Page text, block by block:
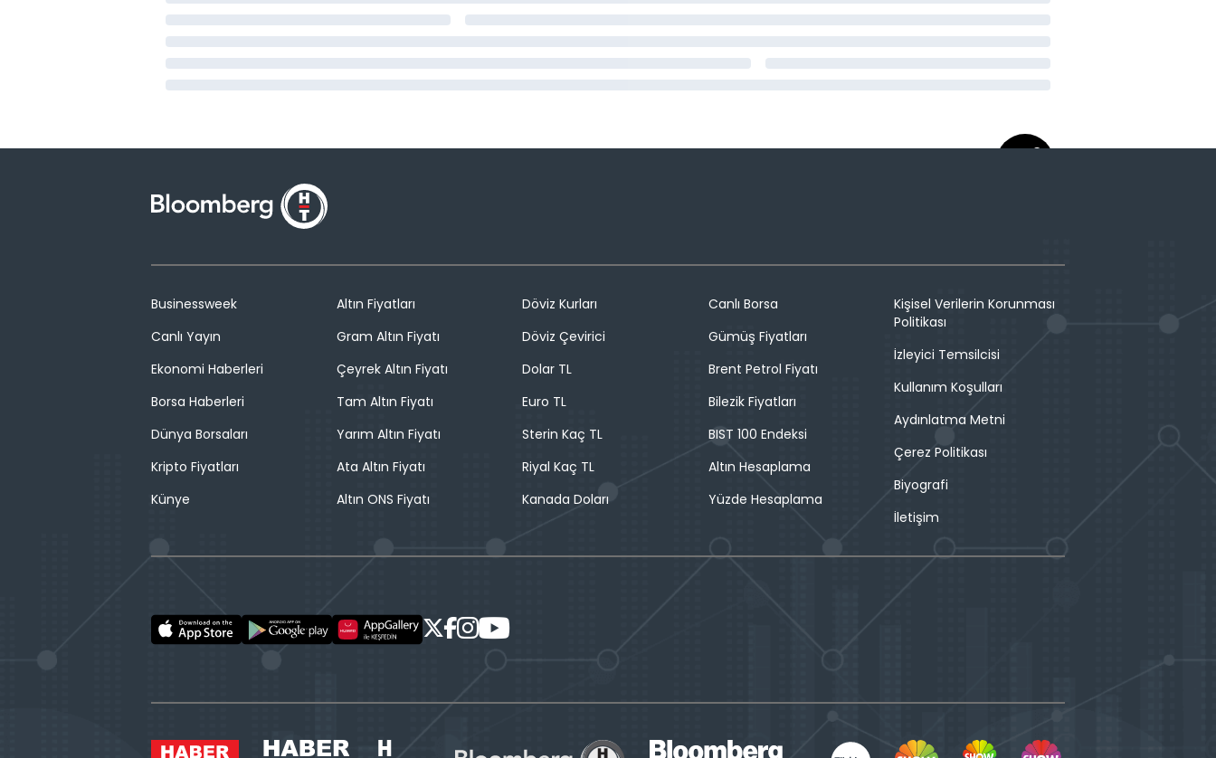
Businessweek
Canlı Yayın
Ekonomi Haberleri
Borsa Haberleri
Dünya Borsaları
Kripto Fiyatları
Künye
Altın Fiyatları
Gram Altın Fiyatı
Çeyrek Altın Fiyatı
Tam Altın Fiyatı
Yarım Altın Fiyatı
Ata Altın Fiyatı
Altın ONS Fiyatı
Döviz Kurları
Döviz Çevirici
Dolar TL
Euro TL
Sterin Kaç TL
Riyal Kaç TL
Kanada Doları
Canlı Borsa
Gümüş Fiyatları
Brent Petrol Fiyatı
Bilezik Fiyatları
BIST 100 Endeksi
Altın Hesaplama
Yüzde Hesaplama
Kişisel Verilerin Korunması
Politikası
İzleyici Temsilcisi
Kullanım Koşulları
Aydınlatma Metni
Çerez Politikası
Biyografi
İletişim